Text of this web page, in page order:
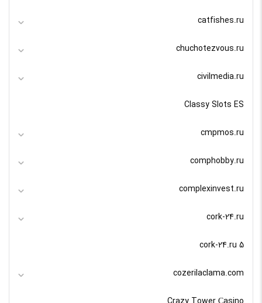
catfishes.ru
chuchotezvous.ru
civilmedia.ru
Classy Slots ES
cmpmos.ru
comphobby.ru
complexinvest.ru
cork-24.ru
cork-24.ru 5
cozerilaclama.com